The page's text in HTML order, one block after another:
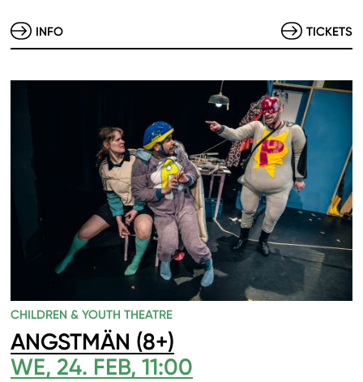
INFO TICKETS
CHILDREN & YOUTH THEATRE
ANGSTMÄN (8+)
WE, 24. FEB, 11:00